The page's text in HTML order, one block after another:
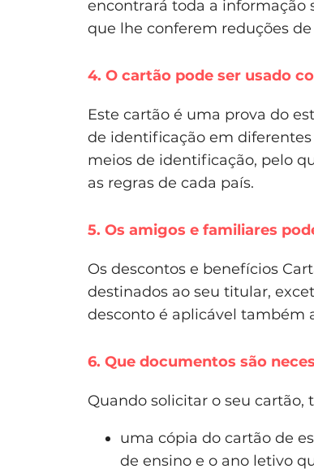
encontrará toda a informação
que lhe conferem reduções
4. O cartão pode ser usado
Este cartão é uma prova do
de identificação em
meios de identificação, pelo
as regras de cada país.
5. Os amigos e familiares
Os descontos e benefícios
destinados ao seu titular,
desconto é aplicável também
6. Que documentos são
Quando solicitar o seu
uma cópia do cartão de
de ensino e o ano letivo